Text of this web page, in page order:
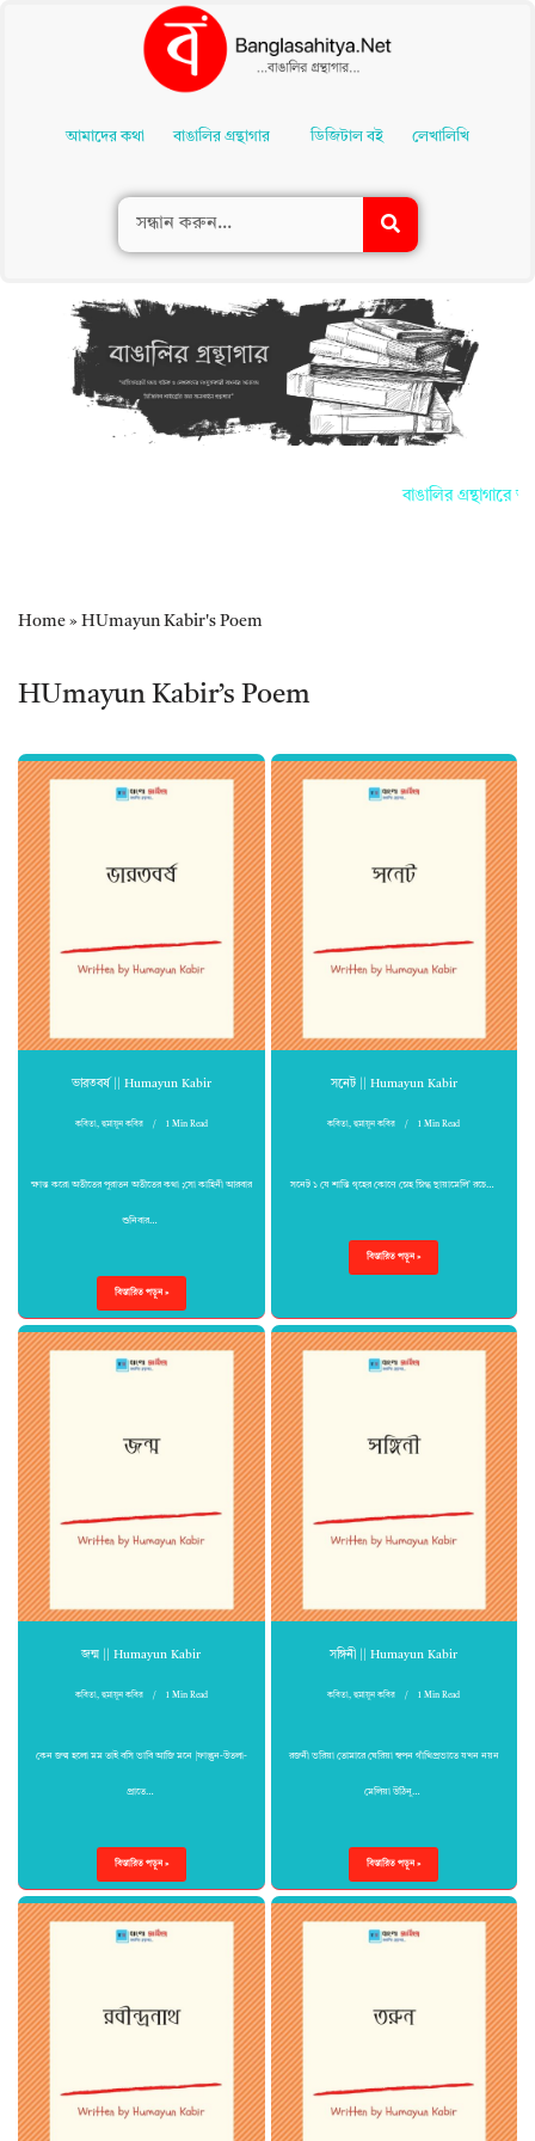
Contentআমাদের কথা বাঙালির গ্রন্থাগার ডিজিটাল বই লেখালিখি
বাঙালির গ্রন্থাগারে
Home » HUmayun Kabir's Poem
HUmayun Kabir’s Poem
ভারতবর্ষ || Humayun Kabir
কবিতা, হুমায়ুন কবির 1 Min Read
ক্ষান্ত করো অতীতের পুরাতন অতীতের কথা ;সো কাহিনী আরবার
শুনিবার…
বিস্তারিত পড়ুন »
সনেট || Humayun Kabir
কবিতা,হুমায়ুন কবির 1 Min Read
সনেট ১ যে শান্তি গৃহের কোণে স্নেহ স্নিগ্ধ ছায়ামেলি’ রচে…
বিস্তারিত পড়ুন »
জন্ম || Humayun Kabir
কবিতা , হুমায়ুন কবির 1 Min Read
কেন জন্ম হলো মম তাই বসি ভাবি আজি মনে |ফাল্গুন-উতলা-
প্রাতে…
বিস্তারিত পড়ুন »
সঙ্গিনী || Humayun Kabir
কবিতা,হুমায়ুন কবির 1 Min Read
রজনী ভরিয়া তোমারে ঘেরিয়া স্বপন গাঁথিপ্রভাতে যখন নয়ন
মেলিয়া উঠিনু…
বিস্তারিত পড়ুন »